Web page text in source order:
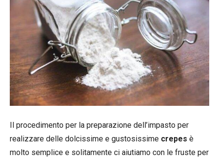
Il procedimento per la preparazione dell’impasto per
realizzare delle dolcissime e gustosissime crepes è
molto semplice e solitamente ci aiutiamo con le fruste per